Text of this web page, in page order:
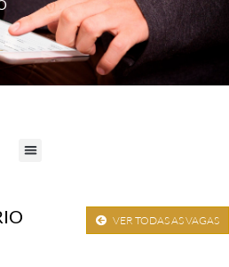
VER TODAS AS VAGAS